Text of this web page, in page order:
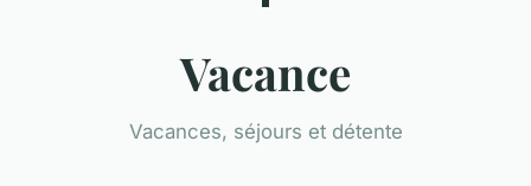
Vacance
Vacances, séjours et détente